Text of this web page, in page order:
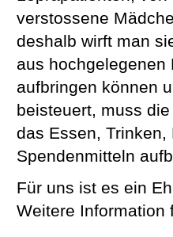
verstossene
deshalb wirft man
aus hochgelegenen
aufbringen können
beisteuert, muss
das Essen,
Spendenmitteln
Für uns ist es ein
Weitere